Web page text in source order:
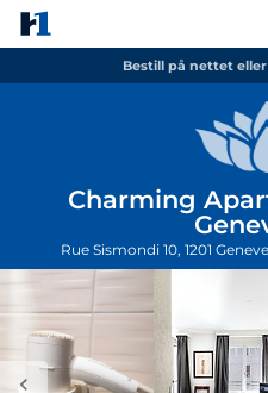
Bestill på nettet
Charming
Rue Sismondi 10, 1201